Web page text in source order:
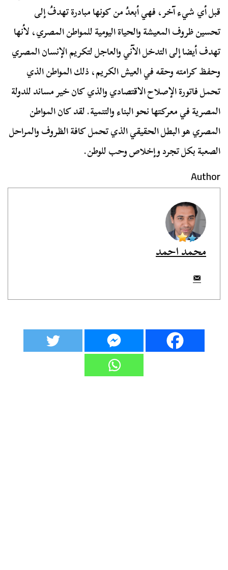
قبل أي شيء آخر، فهي أبعدُ من كونها مبادرة تهدفُ إلى
تحسين ظروف المعيشة والحياة اليومية للمواطن المصري، لأنها
تهدف أيضا إلى التدخل الآني والعاجل لتكريم الإنسان المصري
وحفظ كرامته وحقه في العيش الكريم، ذلك المواطن الذي
تحمل فاتورة الإصلاح الاقتصادي والذي كان خير مساند للدولة
المصرية في معركتها نحو البناء والتنمية. لقد كان المواطن
المصري هو البطل الحقيقي الذي تحمل كافة الظروف والمراحل
الصعبة بكل تجرد وإخلاص وحب للوطن.
Author
محمد احمد